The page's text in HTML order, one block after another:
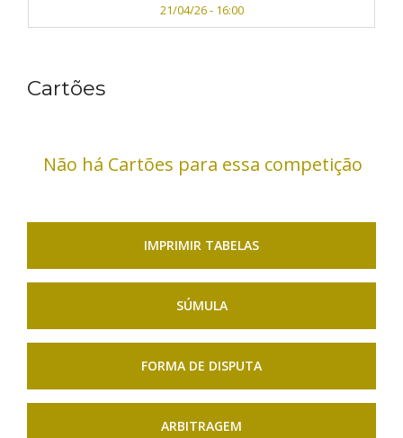
21/04/26 - 16:00
Cartões
Não há Cartões para essa competição
IMPRIMIR TABELAS
SÚMULA
FORMA DE DISPUTA
ARBITRAGEM